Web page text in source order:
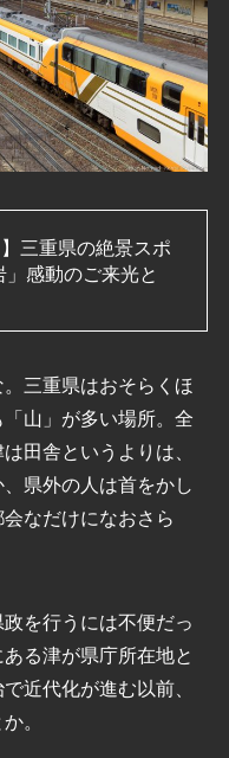
】三重県の絶景スポ
」感動のご来光と
三重県はおそらくほ
山」が多い場所。全
田舎というよりは、
県外の人は首をかし
なだけになおさら
を行うには不便だっ
る津が県庁所在地と
近代化が進む以前、
。